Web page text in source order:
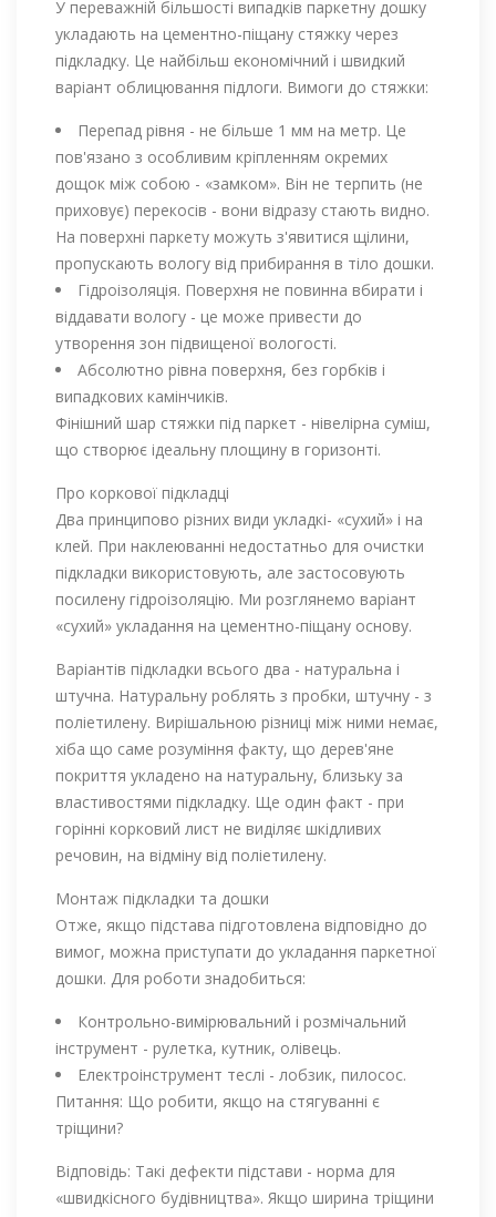
У переважній більшості випадків паркетну дошку
укладають на цементно-піщану стяжку через
підкладку. Це найбільш економічний і швидкий
варіант облицювання підлоги. Вимоги до стяжки:
Перепад рівня - не більше 1 мм на метр. Це
пов'язано з особливим кріпленням окремих
дощок між собою - «замком». Він не терпить (не
приховує) перекосів - вони відразу стають видно.
На поверхні паркету можуть з'явитися щілини,
пропускають вологу від прибирання в тіло дошки.
Гідроізоляція. Поверхня не повинна вбирати і
віддавати вологу - це може привести до
утворення зон підвищеної вологості.
Абсолютно рівна поверхня, без горбків і
випадкових камінчиків.
Фінішний шар стяжки під паркет - нівелірна суміш,
що створює ідеальну площину в горизонті.
Про коркової підкладці
Два принципово різних види укладкі- «сухий» і на
клей. При наклеюванні недостатньо для очистки
підкладки використовують, але застосовують
посилену гідроізоляцію. Ми розглянемо варіант
«сухий» укладання на цементно-піщану основу.
Варіантів підкладки всього два - натуральна і
штучна. Натуральну роблять з пробки, штучну - з
поліетилену. Вирішальною різниці між ними немає,
хіба що саме розуміння факту, що дерев'яне
покриття укладено на натуральну, близьку за
властивостями підкладку. Ще один факт - при
горінні корковий лист не виділяє шкідливих
речовин, на відміну від поліетилену.
Монтаж підкладки та дошки
Отже, якщо підстава підготовлена ​​відповідно до
вимог, можна приступати до укладання паркетної
дошки. Для роботи знадобиться:
Контрольно-вимірювальний і розмічальний
інструмент - рулетка, кутник, олівець.
Електроінструмент теслі - лобзик, пилосос.
Питання: Що робити, якщо на стягуванні є
тріщини?
Відповідь: Такі дефекти підстави - норма для
«швидкісного будівництва». Якщо ширина тріщини